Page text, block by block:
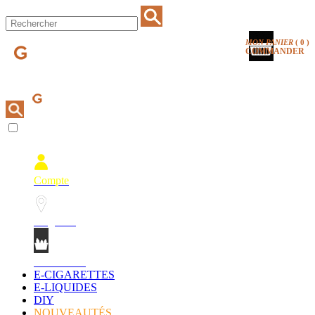
MON PANIER ( 0 )
COMMANDER
Compte
E-CIGARETTES
E-LIQUIDES
DIY
NOUVEAUTÉS